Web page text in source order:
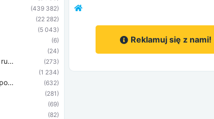
(439 382)
(22 282)
(5 043)
(6)
(24)
Armatury, zbiorniki, złącza, części rurociągów (273)
(1 234)
Narzędzia, przyrządy, przyrządy pomiarowe (632)
(281)
(69)
(82)
Reklamuj się z nami!